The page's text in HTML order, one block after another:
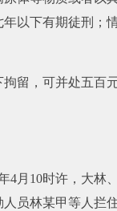
以下有期徒刑；
留，可并处五百
4月10时许，大林
员林某甲等人拦